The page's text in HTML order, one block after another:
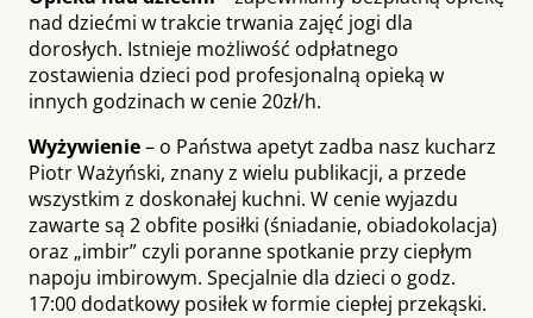
nad dziećmi w trakcie trwania zajęć jogi dla
dorosłych. Istnieje możliwość odpłatnego
zostawienia dzieci pod profesjonalną opieką w
innych godzinach w cenie 20zł/h.
Wyżywienie– o Państwa apetyt zadba nasz kucharz
Piotr Ważyński, znany z wielu publikacji, a przede
wszystkim z doskonałej kuchni. W cenie wyjazdu
zawarte są 2 obfite posiłki (śniadanie, obiadokolacja)
oraz „imbir” czyli poranne spotkanie przy ciepłym
napoju imbirowym. Specjalnie dla dzieci o godz.
17:00 dodatkowy posiłek w formie ciepłej przekąski.